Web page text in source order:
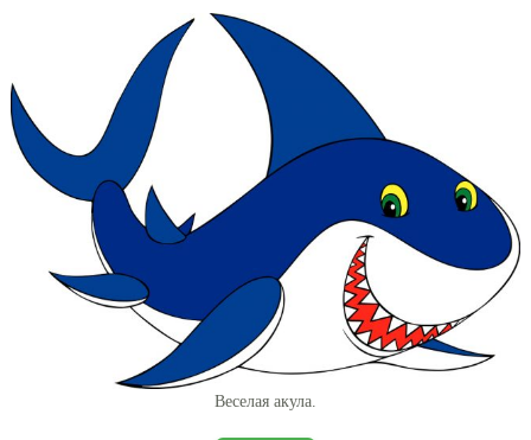
Веселая акула.